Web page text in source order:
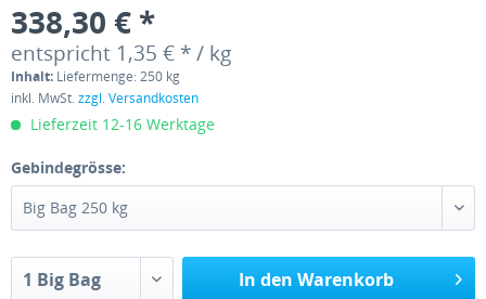
338,30 € *
entspricht 1,35 € * / kg
Inhalt: Liefermenge: 250 kg
inkl. MwSt.zzgl. Versandkosten
Lieferzeit 12-16 Werktage
Gebindegrösse:
In den Warenkorb